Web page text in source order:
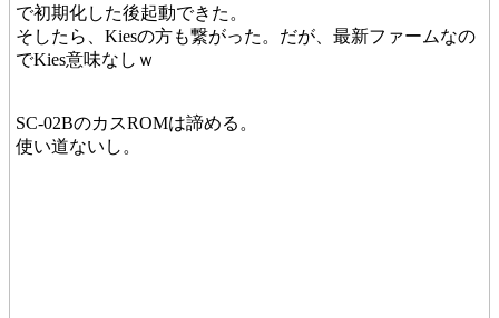
で初期化した後起動できた。
そしたら、Kiesの方も繋がった。だが、最新ファームなの
でKies意味なしｗ
SC-02BのカスROMは諦める。
使い道ないし。